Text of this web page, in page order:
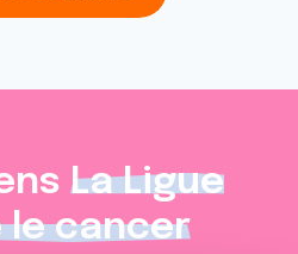
La Ligue
cancer